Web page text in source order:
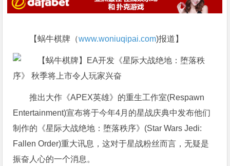
【蜗牛棋牌（www.woniuqipai.com)报道】
推出大作《APEX英雄》的重生工作室(Respawn
Entertainment)宣布将于今年4月的星战庆典中发布他们
制作的《星际大战绝地：堕落秩序》(Star Wars Jedi:
Fallen Order)重大讯息，这对于星战粉丝而言，无疑是
振奋人心的一个消息。